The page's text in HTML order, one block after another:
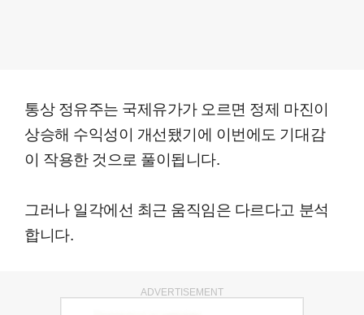
통상 정유주는 국제유가가 오르면 정제 마진이
상승해 수익성이 개선됐기에 이번에도 기대감
이 작용한 것으로 풀이됩니다.
그러나 일각에선 최근 움직임은 다르다고 분석
합니다.
ADVERTISEMENT